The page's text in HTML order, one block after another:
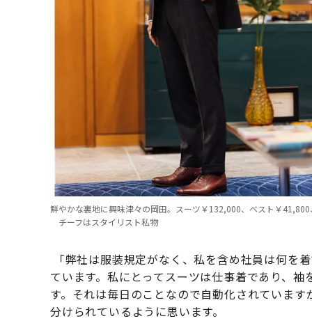
鮮やかな裏地に興味津々の岡田。スーツ￥132,000、ベスト￥
チーフはスタイリスト私物
「弊社は服装規定がなく、私を含め社員は何を
ています。私にとってスーツは仕事着であり、
す。それは毎日のことなので自動化されていま
分けられているように思います。